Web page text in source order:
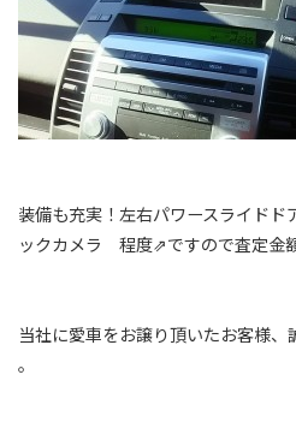
装備も充実！左右パワースライド
ックカメラ 程度⇗ですので査定金
当社に愛車をお譲り頂いたお客様
。